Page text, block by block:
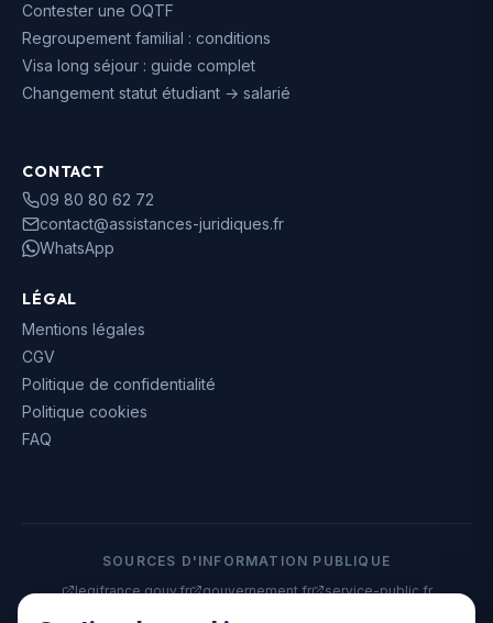
Contester une OQTF
Regroupement familial : conditions
Visa long séjour : guide complet
Changement statut étudiant → salarié
CONTACT
09 80 80 62 72
contact@assistances-juridiques.fr
WhatsApp
LÉGAL
Mentions légales
CGV
Politique de confidentialité
Politique cookies
FAQ
SOURCES D'INFORMATION PUBLIQUE
legifrance.gouv.fr
gouvernement.fr
service-public.fr